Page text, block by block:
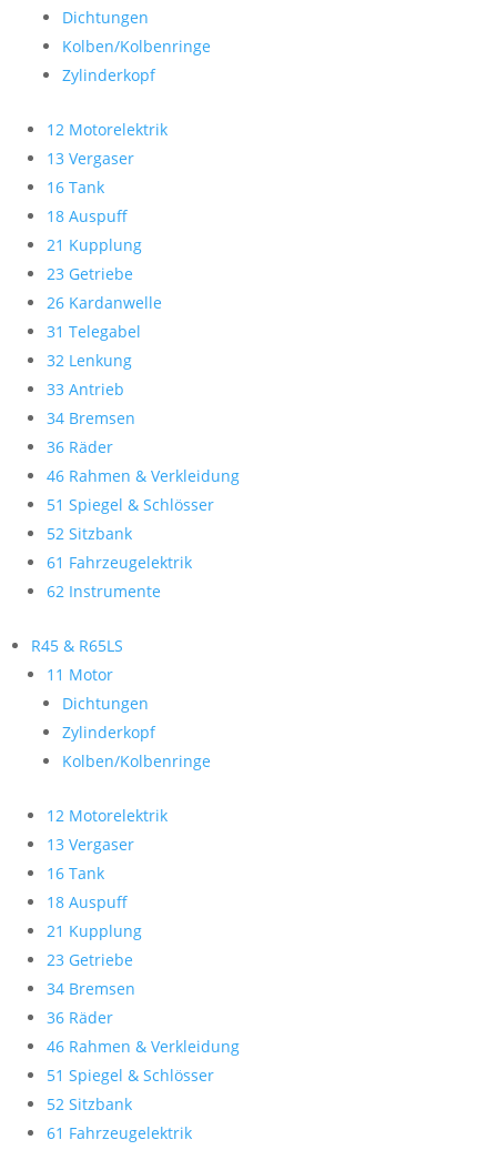
Dichtungen
Kolben/Kolbenringe
Zylinderkopf
12 Motorelektrik
13 Vergaser
16 Tank
18 Auspuff
21 Kupplung
23 Getriebe
26 Kardanwelle
31 Telegabel
32 Lenkung
33 Antrieb
34 Bremsen
36 Räder
46 Rahmen & Verkleidung
51 Spiegel & Schlösser
52 Sitzbank
61 Fahrzeugelektrik
62 Instrumente
R45 & R65LS
11 Motor
Dichtungen
Zylinderkopf
Kolben/Kolbenringe
12 Motorelektrik
13 Vergaser
16 Tank
18 Auspuff
21 Kupplung
23 Getriebe
34 Bremsen
36 Räder
46 Rahmen & Verkleidung
51 Spiegel & Schlösser
52 Sitzbank
61 Fahrzeugelektrik